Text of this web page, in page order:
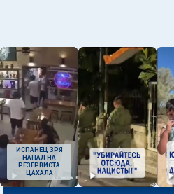
ИСПАНЕЦ ЗРЯ
НАПАЛ НА
РЕЗЕРВИСТА
ЦАХАЛА